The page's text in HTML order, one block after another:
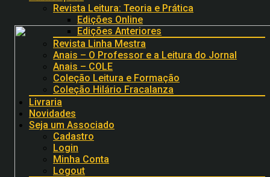
Revista Leitura: Teoria e Prática
Edições Online
Edições Anteriores
Revista Linha Mestra
Anais – O Professor e a Leitura do Jornal
Anais – COLE
Coleção Leitura e Formação
Coleção Hilário Fracalanza
Livraria
Novidades
Seja um Associado
Cadastro
Login
Minha Conta
Logout